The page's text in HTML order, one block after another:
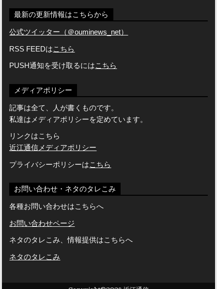
最新の更新情報はこちらから
公式ツイッター（＠ouminews_net）
RSS FEEDはこちら
PUSH通知を受け取るにはこちら
メディアポリシー
記事は全て、人が書くものです。
私達はメディアポリシーを定めています。
リンクはこちら
近江通信メディアポリシー
プライバシーポリシーはこちら
お問い合わせ・ネタのタレこみ
各種お問い合わせはこちらへ
お問い合わせページ
ネタのタレこみ、情報提供はこちらへ
ネタのタレこみ